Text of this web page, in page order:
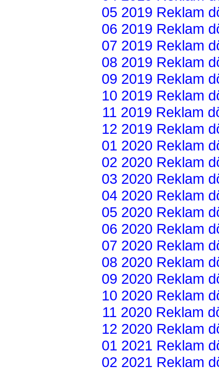
05 2019 Reklam
06 2019 Reklam
07 2019 Reklam
08 2019 Reklam
09 2019 Reklam
10 2019 Reklam
11 2019 Reklam
12 2019 Reklam
01 2020 Reklam
02 2020 Reklam
03 2020 Reklam
04 2020 Reklam
05 2020 Reklam
06 2020 Reklam
07 2020 Reklam
08 2020 Reklam
09 2020 Reklam
10 2020 Reklam
11 2020 Reklam
12 2020 Reklam
01 2021 Reklam
02 2021 Reklam